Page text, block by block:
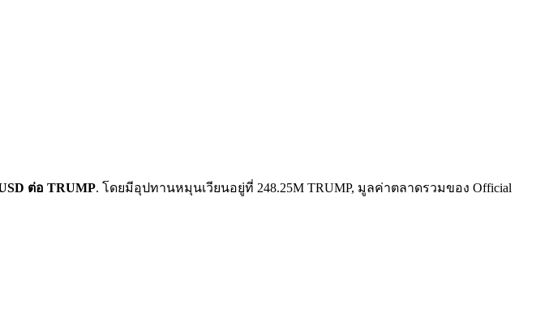
ต่อ TRUMP. โดยมีอุปทานหมุนเวียนอยู่ที่ 248.25M TRUMP, มูลค่าตลาดรวมของ Official